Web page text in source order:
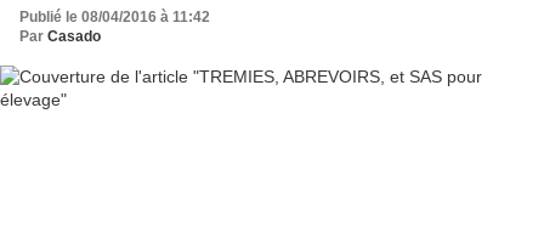
Publié le 08/04/2016 à 11:42
Par Casado